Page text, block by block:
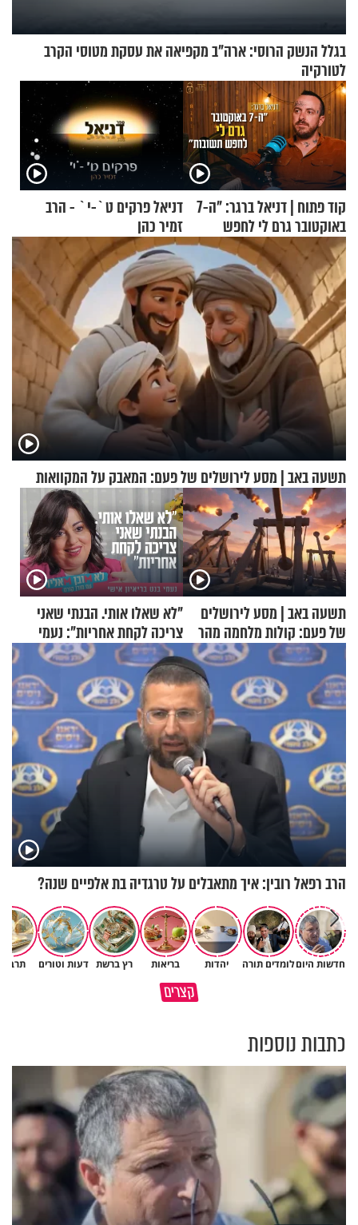
בגלל הנשק הרוסי: ארה"ב מקפיאה את עסקת מטוסי הקרב
לטורקיה
קוד פתוח | דניאל ברגר: "ה-7
באוקטובר גרם לי לחפש
תשובות"
דניאל פרקים ט`-י` - הרב
זמיר כהן
תשעה באב | מסע לירושלים של פעם: המאבק על המקוואות
תשעה באב | מסע לירושלים
של פעם: קולות מלחמה מהר
הזיתים
"לא שאלו אותי. הבנתי שאני
צריכה לקחת אחריות": נעמי
בנט בריאיון אישי
הרב רפאל רובין: איך מתאבלים על טרגדיה בת אלפיים שנה?
חדשות היוםלומדים תורה יהדות בריאות רץ ברשת דעות וטורים
קצריםמדוע האמונה נמשלה למלח?
גם ׳הרע׳ זה הרחמים של בורא
כתבות נוספות